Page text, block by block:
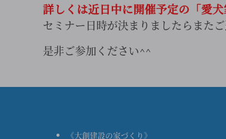
詳しくは近日中に開催予定の「愛
セミナー日時が決まりましたらまたご
是非ご参加ください^^
《大創建設の家づくり》